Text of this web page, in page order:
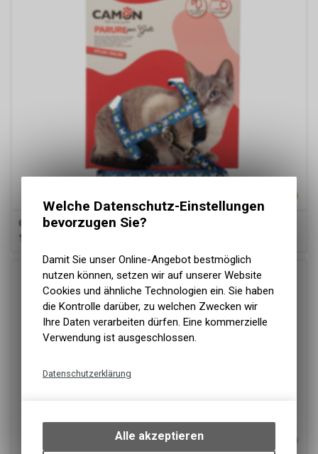
Camon Set für Katzenwelpen 8x1200, rot, blau oder schwarz
10.30
Welche Datenschutz-Einstellungen
bevorzugen Sie?
Damit Sie unser Online-Angebot bestmöglich
nutzen können, setzen wir auf unserer Website
Cookies und ähnliche Technologien ein. Sie haben
die Kontrolle darüber, zu welchen Zwecken wir
Ihre Daten verarbeiten dürfen. Eine kommerzielle
Verwendung ist ausgeschlossen.
Datenschutzerklärung
bestimmte Interaktionen und
Einstellungen auf Ihrem Gerät,
Alle akzeptieren